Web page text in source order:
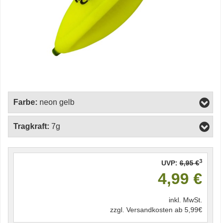
Farbe: neon gelb
Tragkraft: 7g
UVP: 6,95 €3
4,99 €
inkl. MwSt.
zzgl. Versandkosten ab 5,99€